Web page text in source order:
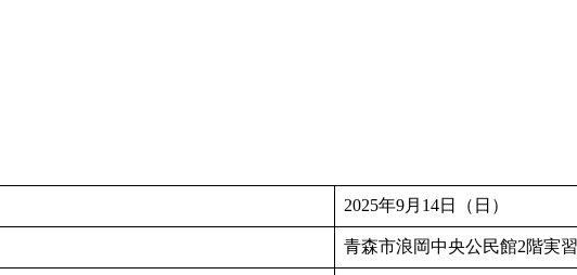
2025年9月14日（日）
青森市浪岡中央公民館2階実